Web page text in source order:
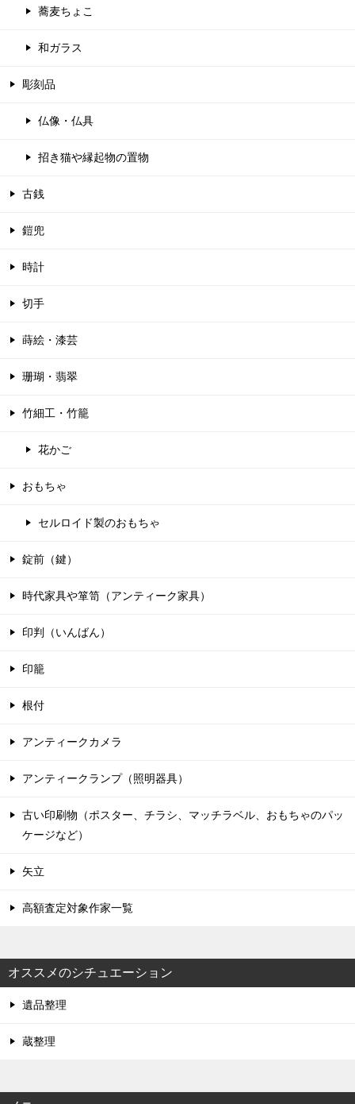
蕎麦ちょこ
和ガラス
彫刻品
仏像・仏具
招き猫や縁起物の置物
古銭
鎧兜
時計
切手
蒔絵・漆芸
珊瑚・翡翠
竹細工・竹籠
花かご
おもちゃ
セルロイド製のおもちゃ
錠前（鍵）
時代家具や箪笥（アンティーク家具）
印判（いんばん）
印籠
根付
アンティークカメラ
アンティークランプ（照明器具）
古い印刷物（ポスター、チラシ、マッチラベル、おもちゃのパッ
ケージなど）
矢立
高額査定対象作家一覧
オススメのシチュエーション
遺品整理
蔵整理